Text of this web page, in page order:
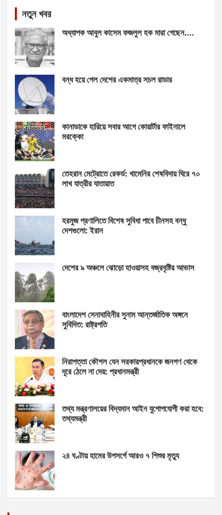
নতুন খবর
অধ্যাপক আবুল কাসেম ফজলুল হক মারা গেছেন….
বন্ধ হয়ে গেল দেশের একমাত্র সচল রাডার
কানাডাকে হারিয়ে সবার আগে কোয়ার্টার ফাইনালে
মরক্কো
তেহরান মেট্রোতে রেকর্ড: খামেনির শেষবিদায় ঘিরে ৭০
লাখ যাত্রীর যাতায়াত
হরমুজ প্রণালিতে বিশেষ সুবিধা পাবে চীনসহ বন্ধু
দেশগুলো: ইরান
দেশের ৯ অঞ্চলে ঝোড়ো হাওয়াসহ বজ্রবৃষ্টির আভাস
বাংলাদেশ সেনাবাহিনীর সুনাম আন্তর্জাতিক অঙ্গনে
সুবিদিত: রাষ্ট্রপতি
নিরাপত্তা কৌশল যেন সরকারপ্রধানকে জনগণ থেকে
দূরে ঠেলে না দেয়: প্রধানমন্ত্রী
তথ্য মন্ত্রণালয়ের বিদ্যমান আইন যুগোপযোগী করা হবে:
তথ্যমন্ত্রী
২৪ ঘণ্টায় হামের উপসর্গে আরও ৭ শিশুর মৃত্যু